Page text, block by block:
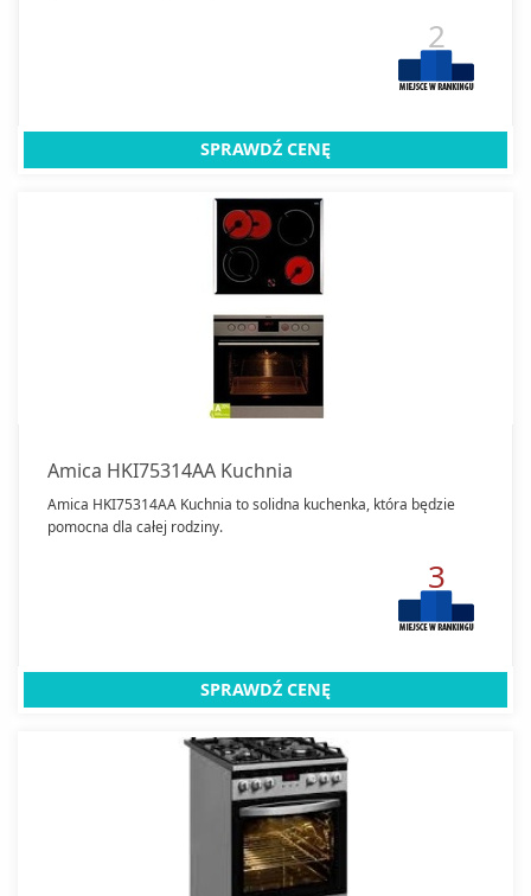
2
SPRAWDŹ CENĘ
Amica HKI75314AA Kuchnia
Amica HKI75314AA Kuchnia to solidna kuchenka, która będzie
pomocna dla całej rodziny.
3
SPRAWDŹ CENĘ